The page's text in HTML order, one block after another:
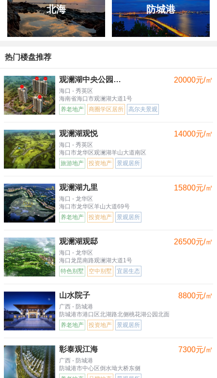
北海 防城港
热门楼盘推荐
观澜湖中央公园三区
海口 - 秀英区
20000元/㎡
海南省海口市观澜湖大道1号
养老地产
商圈学区居所 高尔夫景观
观澜湖观悦
海口 - 秀英区
14000元/㎡
海口市龙华区观澜湖羊山大道南区
旅游地产
投资地产 景观居所
观澜湖九里
海口 - 龙华区
15800元/㎡
海口市龙华区羊山大道69号
养老地产
投资地产 景观居所
观澜湖观邸
海口 - 龙华区
26500元/㎡
海口龙昆南路观澜湖大道1号
特色别墅
空中别墅 宜居生态
山水院子
广西 - 防城港
8800元/㎡
防城港市港口区北湖路北侧桃花湖公园北面
养老地产
投资地产 景观居所
彰泰观江海
广西 - 防城港
7300元/㎡
防城港市中心区倒水坳大桥东侧